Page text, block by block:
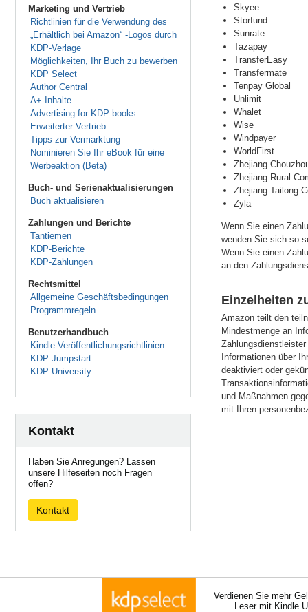
Marketing und Vertrieb
Richtlinien für die Verwendung des
„Erhältlich bei Amazon“ -Logos durch
KDP-Verlage
Möglichkeiten, Ihr Buch zu bewerben
KDP Select
Author Central
A+-Inhalte
Advertising for KDP books
Erweiterter Vertrieb
Tipps zur Vermarktung
Nominieren Sie Ihr eBook für eine
Werbeaktion (Beta)
Buch- und Serienaktualisierungen
Buch aktualisieren
Zahlungen und Berichte
Tantiemen
KDP-Berichte
KDP-Zahlungen
Rechtsmittel
Allgemeine Geschäftsbedingungen
Programmregeln
Benutzerhandbuch
Kindle-Veröffentlichungsrichtlinien
KDP Jumpstart
KDP University
Kontakt
Haben Sie Anregungen? Lassen
unsere Hilfeseiten noch Fragen
offen?
Kontakt
Skyee
Storfund
Sunrate
Tazapay
TransferEasy
Transfermate
Tenpay Global
Unlimit
Whalet
Wise
Windpayer
WorldFirst
Zhejiang
Zhejiang Rural
Zhejiang Tailong
Zyla
Wenn Sie einen
wenden Sie sich so
Wenn Sie einen
an den
Einzelheiten
Amazon teilt den
Mindestmenge an
Informationen über
deaktiviert oder
und Maßnahmen
mit Ihren
Verdienen Sie mehr
Leser mit Kindle